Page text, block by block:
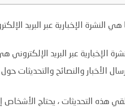
هي النشرة الإخبارية عبر البريد
الإخبارية عبر البريد
الأخبار والنصائح والتحديثات
هذه التحديثات ، يحتاج الأشخاص